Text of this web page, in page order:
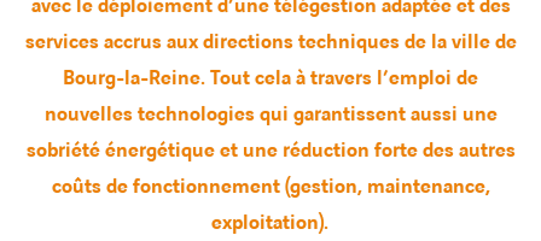
avec le déploiement d’une télégestion adaptée et des
services accrus aux directions techniques de la ville de
Bourg-la-Reine. Tout cela à travers l’emploi de
nouvelles technologies qui garantissent aussi une
sobriété énergétique et une réduction forte des autres
coûts de fonctionnement (gestion, maintenance,
exploitation).